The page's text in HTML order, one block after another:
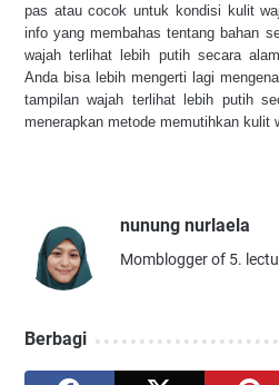
pas atau cocok untuk kondisi kulit
info yang membahas tentang bahan
wajah terlihat lebih putih secara
Anda bisa lebih mengerti lagi
tampilan wajah terlihat lebih putih
menerapkan metode memutihkan kulit
nunung nurlaela
Momblogger of 5.
Berbagi